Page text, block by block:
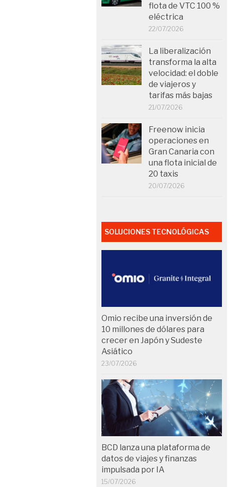
flota de VTC 100 %
eléctrica
22/07/2026
La liberalización
transforma la alta
velocidad: el doble
de viajeros y
tarifas más bajas
21/07/2026
Freenow inicia
operaciones en
Gran Canaria con
una flota inicial de
20 taxis
20/07/2026
SOLUCIONES TECNOLÓGICAS
Omio recibe una inversión de
10 millones de dólares para
crecer en Japón y Sudeste
Asiático
23/07/2026
BCD lanza una plataforma de
datos de viajes y finanzas
impulsada por IA
15/07/2026